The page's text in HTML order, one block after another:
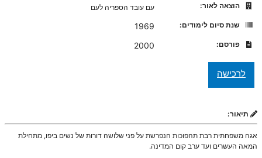
הוצאה לאור:
עם עובד הספריה לעם
שנת סיום לימודים:
1969
פורסם: 2000
תיאור:
אגה משפחתית רבת תהפוכות הנפרשת על פני שלושה דורות של נשים ביפו, מתחילת
המאה העשרים ועד ערב קום המדינה.